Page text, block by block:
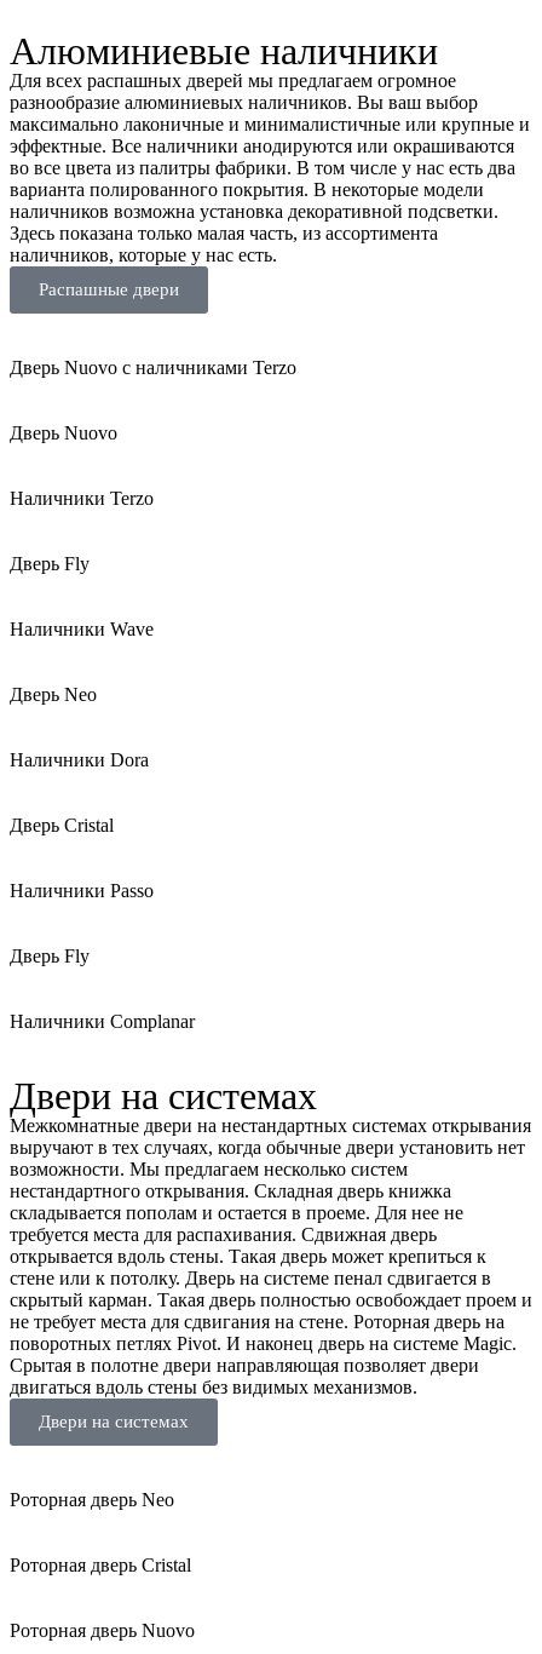
Алюминиевые наличники
Для всех распашных дверей мы предлагаем огромное
разнообразие алюминиевых наличников. Вы ваш выбор
максимально лаконичные и минималистичные или крупные и
эффектные. Все наличники анодируются или окрашиваются
во все цвета из палитры фабрики. В том числе у нас есть два
варианта полированного покрытия. В некоторые модели
наличников возможна установка декоративной подсветки.
Здесь показана только малая часть, из ассортимента
наличников, которые у нас есть.
Распашные двери
Дверь Nuovo с наличниками Terzo
Дверь Nuovo
Наличники Terzo
Дверь Fly
Наличники Wave
Дверь Neo
Наличники Dora
Дверь Cristal
Наличники Passo
Дверь Fly
Наличники Complanar
Двери на системах
Межкомнатные двери на нестандартных системах открывания
выручают в тех случаях, когда обычные двери установить нет
возможности. Мы предлагаем несколько систем
нестандартного открывания. Складная дверь книжка
складывается пополам и остается в проеме. Для нее не
требуется места для распахивания. Сдвижная дверь
открывается вдоль стены. Такая дверь может крепиться к
стене или к потолку. Дверь на системе пенал сдвигается в
скрытый карман. Такая дверь полностью освобождает проем и
не требует места для сдвигания на стене. Роторная дверь на
поворотных петлях Pivot. И наконец дверь на системе Magic.
Срытая в полотне двери направляющая позволяет двери
двигаться вдоль стены без видимых механизмов.
Двери на системах
Роторная дверь Neo
Роторная дверь Cristal
Роторная дверь Nuovo